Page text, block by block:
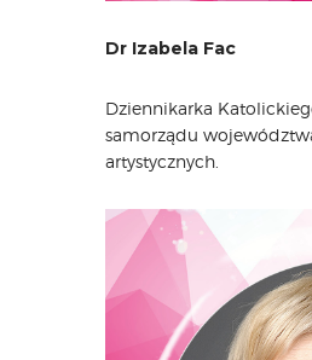
Dr Izabela Fac
Dziennikarka
samorządu
artystycznych.